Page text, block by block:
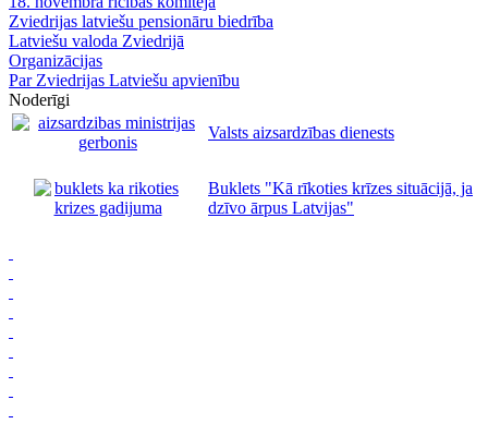
Zviedrijas latviešu pensionāru biedrība
Latviešu valoda Zviedrijā
Organizācijas
Par Zviedrijas Latviešu apvienību
Noderīgi
Valsts aizsardzības dienests
Buklets "Kā rīkoties krīzes situācijā, ja
dzīvo ārpus Latvijas"